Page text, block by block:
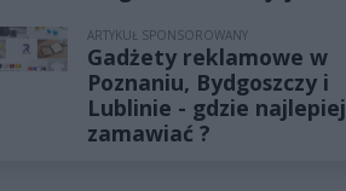
ARTYKUŁ SPONSOROWANY
Gadżety reklamowe w
Poznaniu, Bydgoszczy i
Lublinie - gdzie najlepiej
zamawiać ?